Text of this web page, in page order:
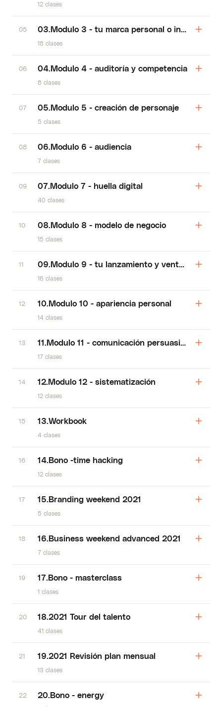
12 clases
05 03.Modulo 3 - tu marca personal o institucional
18 clases
06 04.Modulo 4 - auditoría y competencia
8 clases
07 05.Modulo 5 - creación de personaje
5 clases
08 06.Modulo 6 - audiencia
7 clases
09 07.Modulo 7 - huella digital
40 clases
10 08.Modulo 8 - modelo de negocio
15 clases
11 09.Modulo 9 - tu lanzamiento y ventas masivas
16 clases
12 10.Modulo 10 - apariencia personal
14 clases
13 11.Modulo 11 - comunicación persuasiva
17 clases
14 12.Modulo 12 - sistematización
12 clases
15 13.Workbook
4 clases
16 14.Bono -time hacking
12 clases
17 15.Branding weekend 2021
5 clases
18 16.Business weekend advanced 2021
7 clases
19 17.Bono - masterclass
1 clases
20 18.2021 Tour del talento
41 clases
21 19.2021 Revisión plan mensual
13 clases
22 20.Bono - energy